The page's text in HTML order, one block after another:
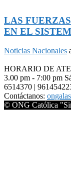
LAS
EN EL
Noticias Nacionales
HORARIO DE
3.00 pm - 7:00 pm
6514370 |
Contáctanos:
© ONG Católica